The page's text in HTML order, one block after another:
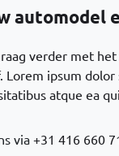
automodel
verder met
Lorem ipsum
atque ea
via+31 416 660